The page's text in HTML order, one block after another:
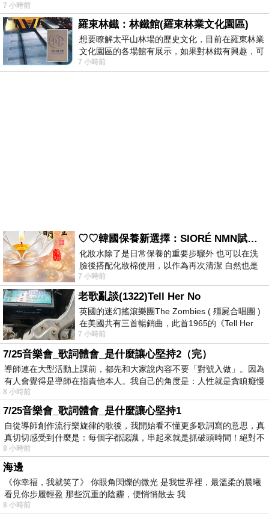
7 小時前
羅東林鐵：林鐵館(羅東林業文化園區)
想要瞭解太平山林場的歷史文化，目前在羅東林業
文化園區的各場館有展示，如果對林鐵有興趣，可
以到林鐵館。 這裡展示從山下
7 小時前
♡♡韓國保養新選擇：SIORÉ NMN賦活泡泡化妝水♡♡
化妝水除了是日常保養的重要步驟外 也可以在洗
臉後搭配化妝棉使用，以作為再次清潔 自然也是
我的保養必備品項 不過，我對於化妝
7 小時前
老歌亂談(1322)Tell Her No
英國的迷幻搖滾樂團The Zombies ( 殭屍合唱團 )
在美國共有三首暢銷曲，此首1965的《Tell Her
No》即為其中之一，在告示牌百大單曲
7 小時前
7/25音樂會_歌詞體會_是什麼讓心堅持2（完）
導師連在大型活動上課前，都先和大家說內容不要「對號入做」。因為
有人會覺得是導師在指責他本人。我自己的角度是：人性就是貪瞋癡慢
8 小時前
7/25音樂會_歌詞體會_是什麼讓心堅持1
自從導師創作流行樂旋律的歌後，我開始看不懂更多歌詞寫的意思，真
真切切感受到什麼是：每個字都認識，串起來就是抓破頭時間！絕對不
8 小時前
海邊
《你幸福，我就笑了》 你眼角閃爍的微光 是我世界裡，最溫柔的晨曦
看見你步履輕盈 那些沉重的陰霾，便悄悄散去 我
8 小時前